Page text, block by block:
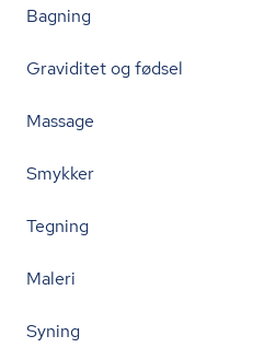
Bagning
Graviditet og fødsel
Massage
Smykker
Tegning
Maleri
Syning